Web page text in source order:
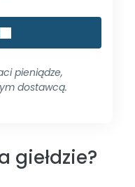
pieniądze,
dostawcą.
giełdzie?